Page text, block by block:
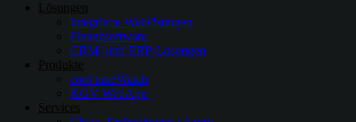
Lösungen
Integrierte Weblösungen
Finanzsoftware
CRM- und ERP-Lösungen
Produkte
cool timeWatch
KGV WebApp
Services